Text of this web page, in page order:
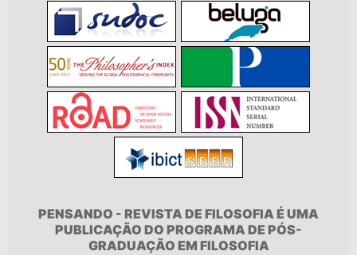
PENSANDO - REVISTA DE FILOSOFIA É UMA
PUBLICAÇÃO DO PROGRAMA DE PÓS-
GRADUAÇÃO EM FILOSOFIA